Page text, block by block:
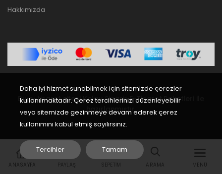
Hakkımızda
Bu e-ticaret sitesiKolay Sipariş E-Ticaret Paketleri
hazırlanmıştır.
ANASAYFA PAYLAŞ SEPETIM ARAMA MENÜ
Daha iyi hizmet sunabilmek için sitemizde çerezler
kullanılmaktadır. Çerez tercihlerinizi düzenleyebilir
veya sitemizde gezinmeye devam ederek çerez
kullanımını kabul etmiş sayılırsınız.
Tercihler Tamam